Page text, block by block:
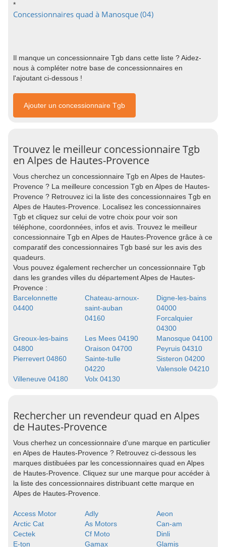
*
Concessionnaires quad à Manosque (04)
Il manque un concessionnaire Tgb dans cette liste ? Aidez-
nous à compléter notre base de concessionnaires en
l'ajoutant ci-dessous !
Ajouter un concessionnaire Tgb
Trouvez le meilleur concessionnaire Tgb
en Alpes de Hautes-Provence
Vous cherchez un concessionnaire Tgb en Alpes de Hautes-
Provence ? La meilleure concession Tgb en Alpes de Hautes-
Provence ? Retrouvez ici la liste des concessionnaires Tgb en
Alpes de Hautes-Provence. Localisez les concessionnaires
Tgb et cliquez sur celui de votre choix pour voir son
téléphone, coordonnées, infos et avis. Trouvez le meilleur
concessionnaire Tgb en Alpes de Hautes-Provence grâce à ce
comparatif des concessionnaires Tgb basé sur les avis des
quadeurs.
Vous pouvez également rechercher un concessionnaire Tgb
dans les grandes villes du département Alpes de Hautes-
Provence :
Barcelonnette
04400
Chateau-arnoux-
saint-auban
04160
Digne-les-bains
04000
Forcalquier
04300
Greoux-les-bains
04800
Les Mees 04190
Manosque 04100
Oraison 04700
Peyruis 04310
Pierrevert 04860
Sainte-tulle
04220
Sisteron 04200
Valensole 04210
Villeneuve 04180
Volx 04130
Rechercher un revendeur quad en Alpes
de Hautes-Provence
Vous cherhez un concessionnaire d'une marque en particulier
en Alpes de Hautes-Provence ? Retrouvez ci-dessous les
marques distibuées par les concessionnaires quad en Alpes
de Hautes-Provence. Cliquez sur une marque pour accéder à
la liste des concessionnaires distribuant cette marque en
Alpes de Hautes-Provence.
Access Motor Adly
Aeon
Arctic Cat
As Motors
Can-am
Cectek
Cf Moto
Dinli
E-ton
Gamax Glamis